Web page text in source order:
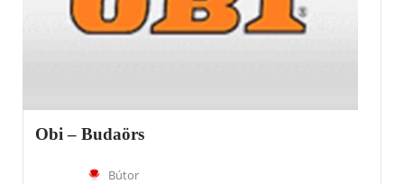
Obi – Budaörs
Bútor